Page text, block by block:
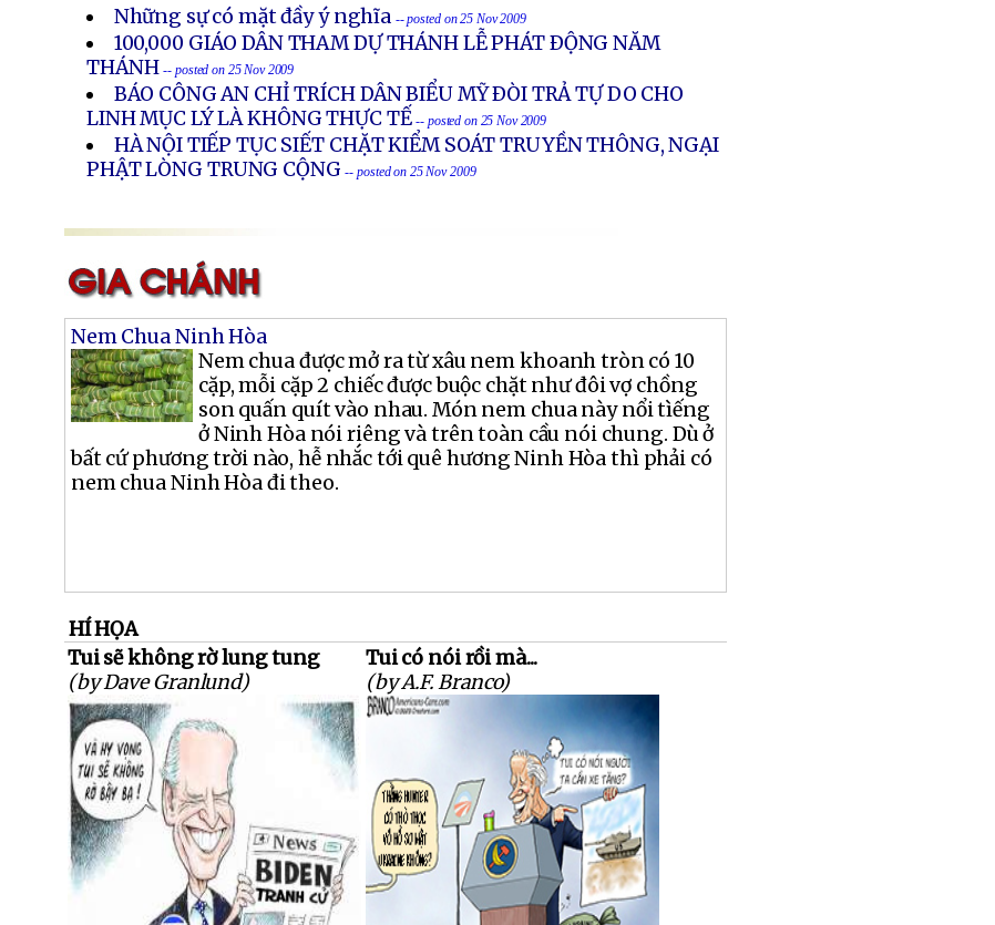
Những sự có mặt đầy ý nghĩa -- posted on 25 Nov 2009
100,000 GIÁO DÂN THAM DỰ THÁNH LỄ PHÁT ÐỘNG NĂM
THÁNH -- posted on 25 Nov 2009
BÁO CÔNG AN CHỈ TRÍCH DÂN BIỂU MỸ ÐÒI TRẢ TỰ DO CHO
LINH MỤC LÝ LÀ KHÔNG THỰC TẾ-- posted on 25 Nov 2009
HÀ NỘI TIẾP TỤC SIẾT CHẶT KIỂM SOÁT TRUYỀN THÔNG, NGẠI
PHẬT LÒNG TRUNG CỘNG-- posted on 25 Nov 2009
Nem Chua Ninh Hòa
Nem chua được mở ra từ xâu nem khoanh tròn có 10
cặp, mỗi cặp 2 chiếc được buộc chặt như đôi vợ chồng
son quấn quít vào nhau. Món nem chua này nổi tìếng
ở Ninh Hòa nói riêng và trên toàn cầu nói chung. Dù ở
bất cứ phương trời nào, hễ nhắc tới quê hương Ninh Hòa thì phải có
nem chua Ninh Hòa đi theo.
HÍ HỌA
Tui sẽ không rờ lung tung
(by Dave Granlund)
Tui có nói rồi mà...
(by A.F. Branco)